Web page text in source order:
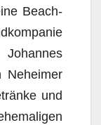
Beach-
Johannes
Neheimer
und